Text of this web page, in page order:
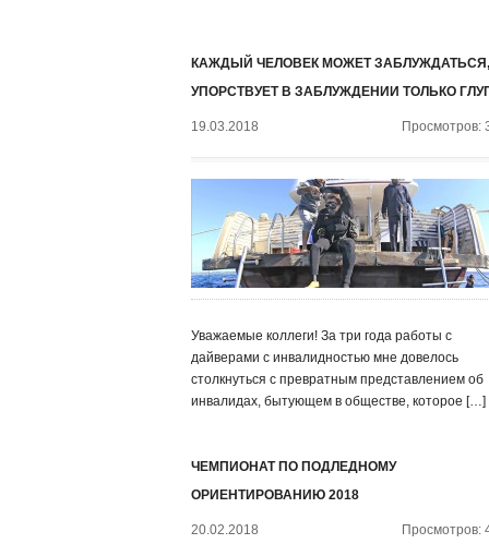
КАЖДЫЙ ЧЕЛОВЕК МОЖЕТ
УПОРСТВУЕТ В ЗАБЛУЖДЕНИИ ТОЛЬКО
19.03.2018 Просмотров:
Уважаемые коллеги! За три года работы с
дайверами с инвалидностью мне довелось
столкнуться с превратным представлением об
инвалидах, бытующем в обществе, которое […]
ЧЕМПИОНАТ ПО ПОДЛЕДНОМУ
ОРИЕНТИРОВАНИЮ 2018
20.02.2018 Просмотров: